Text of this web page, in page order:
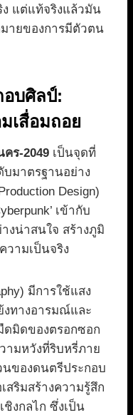
แต่แท้จริงแล้วมัน
ายของการมีตัวตน
อบศิลป์:
เสื่อมถอย
คร-2049 เป็นจุดที่
บมาตรฐานอย่าง
Design)
เข้ากับ
งน่าสนใจ สร้างภูมิ
ามเป็นจริง
มีการใช้แสง
งทางอารมณ์และ
มิดของตรอกซอก
ามหวังที่ริบหรี่ภาย
นของดนตรีประกอบ
สริมสร้างความรู้สึก
ชิงกลไก ซึ่งเป็น